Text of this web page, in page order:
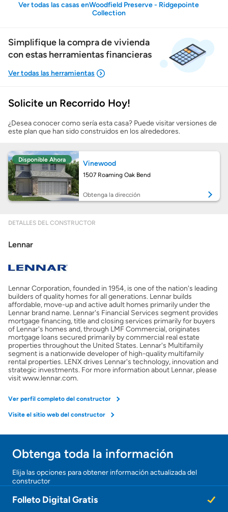
Ver todas las casas enWoodfield Preserve - Ridgepointe
Collection
Simplifique la compra de vivienda
con estas herramientas financieras
Mostrarme lo que puedo pagar
Costos casa nueva vs. usada
Obtener mi puntaje de crédito
Calcular mi hipoteca
Obtener Aprobación Previa
Obtener ofertas por mi casa
Solicite un Recorrido Hoy!
¿Desea conocer como sería esta casa? Puede visitar versiones de
este plan que han sido construidos en los alrededores.
Disponible Ahora Vinewood
1507 Roaming Oak Bend
Obtenga la dirección
DETALLES DEL CONSTRUCTOR
Lennar
Lennar Corporation, founded in 1954, is one of the nation's leading
builders of quality homes for all generations. Lennar builds
affordable, move-up and active adult homes primarily under the
Lennar brand name. Lennar's Financial Services segment provides
mortgage financing, title and closing services primarily for buyers
of Lennar's homes and, through LMF Commercial, originates
mortgage loans secured primarily by commercial real estate
properties throughout the United States. Lennar's Multifamily
segment is a nationwide developer of high-quality multifamily
rental properties. LENX drives Lennar's technology, innovation and
strategic investments. For more information about Lennar, please
visit www.lennar.com.
Ver perfil completo del constructor
Visite el sitio web del constructor
Obtenga toda la información
Elija las opciones para obtener información actualizada del
constructor
Folleto Digital Gratis